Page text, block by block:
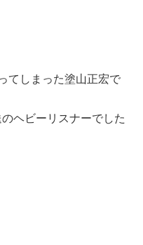
てしまった塗山正宏で
ヘビーリスナーでした